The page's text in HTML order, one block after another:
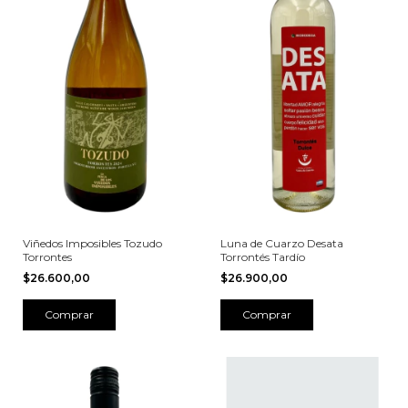
Viñedos Imposibles Tozudo
Torrontes
$26.600,00
Luna de Cuarzo Desata
Torrontés Tardío
$26.900,00